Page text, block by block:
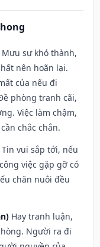
Mưu sự khó thành,
nên hoãn lại.
của nếu đi
phòng tranh cãi,
Việc làm chậm,
chắc chắn.
Tin vui sắp tới, nếu
việc gặp gỡ có
chăn nuôi đều
Hay tranh luận,
Người ra đi